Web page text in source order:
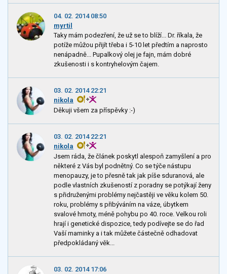
04. 02. 2014 08:50
myrtil
Taky mám podezření, že už se to blíží... Dr. říkala, že
potíže můžou přijít třeba i 5-10 let předtím a naprosto
nenápadně... Pupalkový olej je fajn, mám dobré
zkušenosti i s kontryhelovým čajem.
03. 02. 2014 22:21
nikola
Děkuji všem za příspěvky :-)
03. 02. 2014 22:21
nikola
Jsem ráda, že článek poskytl alespoň zamyšlení a pro
některé z Vás byl podnětný. Co se týče nástupu
menopauzy, je to přesně tak jak píše sduranová, ale
podle vlastních zkušeností z poradny se potýkají ženy
s přidruženými problémy nejčastěji ve věku kolem 50.
roku, problémy s přibýváním na váze, úbytkem
svalové hmoty, méně pohybu po 40. roce. Velkou roli
hrají i genetické dispozice, tedy podívejte se do řad
Vaší maminky a i tak můžete částečně odhadovat
předpokládaný věk...
03. 02. 2014 17:06